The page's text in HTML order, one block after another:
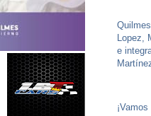
Lopez,
e